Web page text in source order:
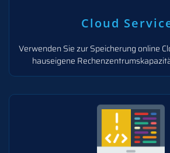
Cloud
Verwenden Sie zur Speicherung online
hauseigene